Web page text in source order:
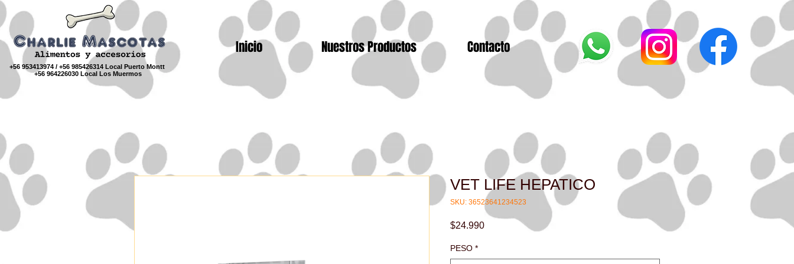
+56 953413974 / +56 985426314 Local Puerto Montt
+56 964226030 Local Los Muermos
Inicio Nuestros Productos Contacto
VET LIFE HEPATICO
SKU: 36523641234523
$24.990Precio
PESO *